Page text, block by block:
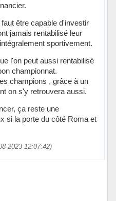
être capable d'investir
jamais rentabilisé leur
sportivement.
l'on peut aussi rentabilisé
championnat.
champions , grâce à un
on s'y retrouvera aussi.
ça reste une
si la porte du côté Roma et
2023 12:07:42)